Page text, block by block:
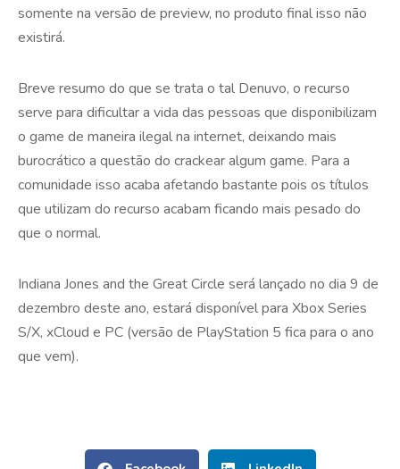
somente na versão de preview, no produto final isso não
existirá.
Breve resumo do que se trata o tal Denuvo, o recurso
serve para dificultar a vida das pessoas que disponibilizam
o game de maneira ilegal na internet, deixando mais
burocrático a questão do crackear algum game. Para a
comunidade isso acaba afetando bastante pois os títulos
que utilizam do recurso acabam ficando mais pesado do
que o normal.
Indiana Jones and the Great Circle será lançado no dia 9 de
dezembro deste ano, estará disponível para Xbox Series
S/X, xCloud e PC (versão de PlayStation 5 fica para o ano
que vem).